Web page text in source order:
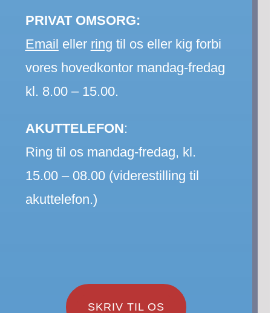
PRIVAT OMSORG:
Email eller ring til os eller kig forbi
vores hovedkontor mandag-fredag
kl. 8.00 – 15.00.
AKUTTELEFON:
Ring til os mandag-fredag, kl.
15.00 – 08.00 (viderestilling til
akuttelefon.)
SKRIV TIL OS